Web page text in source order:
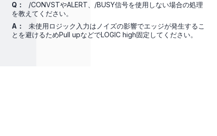
Q：
/CONVSTやALERT、/BUSY信号を使用しない場合の処理
を教えてください。
A：
未使用ロジック入力はノイズの影響でエッジが発生するこ
とを避けるためPull upなどでLOGIC high固定してください。